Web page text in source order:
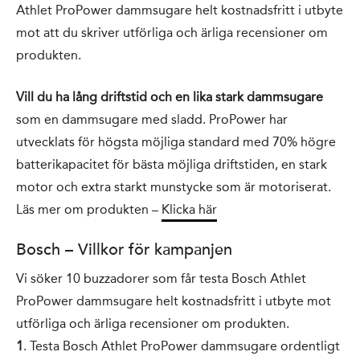
Athlet ProPower dammsugare helt kostnadsfritt i utbyte
mot att du skriver utförliga och ärliga recensioner om
produkten.
Vill du ha lång driftstid och en lika stark dammsugare
som en dammsugare med sladd. ProPower har
utvecklats för högsta möjliga standard med 70% högre
batterikapacitet för bästa möjliga driftstiden, en stark
motor och extra starkt munstycke som är motoriserat.
Läs mer om produkten – Klicka här
Bosch – Villkor för kampanjen
Vi söker 10 buzzadorer som får testa Bosch Athlet
ProPower dammsugare helt kostnadsfritt i utbyte mot
utförliga och ärliga recensioner om produkten.
1. Testa Bosch Athlet ProPower dammsugare ordentligt